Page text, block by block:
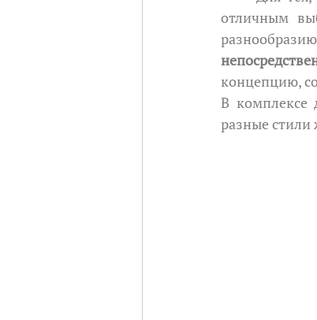
отличным
концепцию,
В комплексе
разные стили